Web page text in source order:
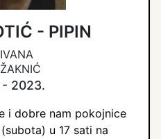
- PIPIN
- 2023.
i dobre nam pokojnice
u 17 sati na